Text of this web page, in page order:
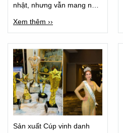
nhật, nhưng vẫn mang nét
Xem thêm ››
Sản xuất Cúp vinh danh